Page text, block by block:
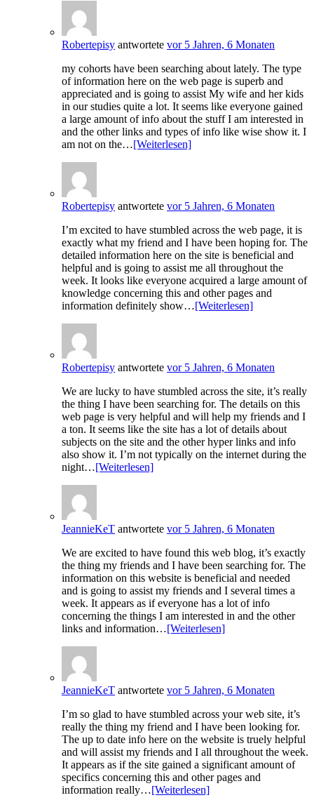
Robertepisy antwortete vor 5 Jahren, 6 Monaten
my cohorts have been searching about lately. The type
of information here on the web page is superb and
appreciated and is going to assist My wife and her kids
in our studies quite a lot. It seems like everyone gained
a large amount of info about the stuff I am interested in
and the other links and types of info like wise show it. I
am not on the…[Weiterlesen]
Robertepisy antwortete vor 5 Jahren, 6 Monaten
I’m excited to have stumbled across the web page, it is
exactly what my friend and I have been hoping for. The
detailed information here on the site is beneficial and
helpful and is going to assist me all throughout the
week. It looks like everyone acquired a large amount of
knowledge concerning this and other pages and
information definitely show…[Weiterlesen]
Robertepisy antwortete vor 5 Jahren, 6 Monaten
We are lucky to have stumbled across the site, it’s really
the thing I have been searching for. The details on this
web page is very helpful and will help my friends and I
a ton. It seems like the site has a lot of details about
subjects on the site and the other hyper links and info
also show it. I’m not typically on the internet during the
night…[Weiterlesen]
JeannieKeT antwortete vor 5 Jahren, 6 Monaten
We are excited to have found this web blog, it’s exactly
the thing my friends and I have been searching for. The
information on this website is beneficial and needed
and is going to assist my friends and I several times a
week. It appears as if everyone has a lot of info
concerning the things I am interested in and the other
links and information…[Weiterlesen]
JeannieKeT antwortete vor 5 Jahren, 6 Monaten
I’m so glad to have stumbled across your web site, it’s
really the thing my friend and I have been looking for.
The up to date info here on the website is truely helpful
and will assist my friends and I all throughout the week.
It appears as if the site gained a significant amount of
specifics concerning this and other pages and
information really…[Weiterlesen]